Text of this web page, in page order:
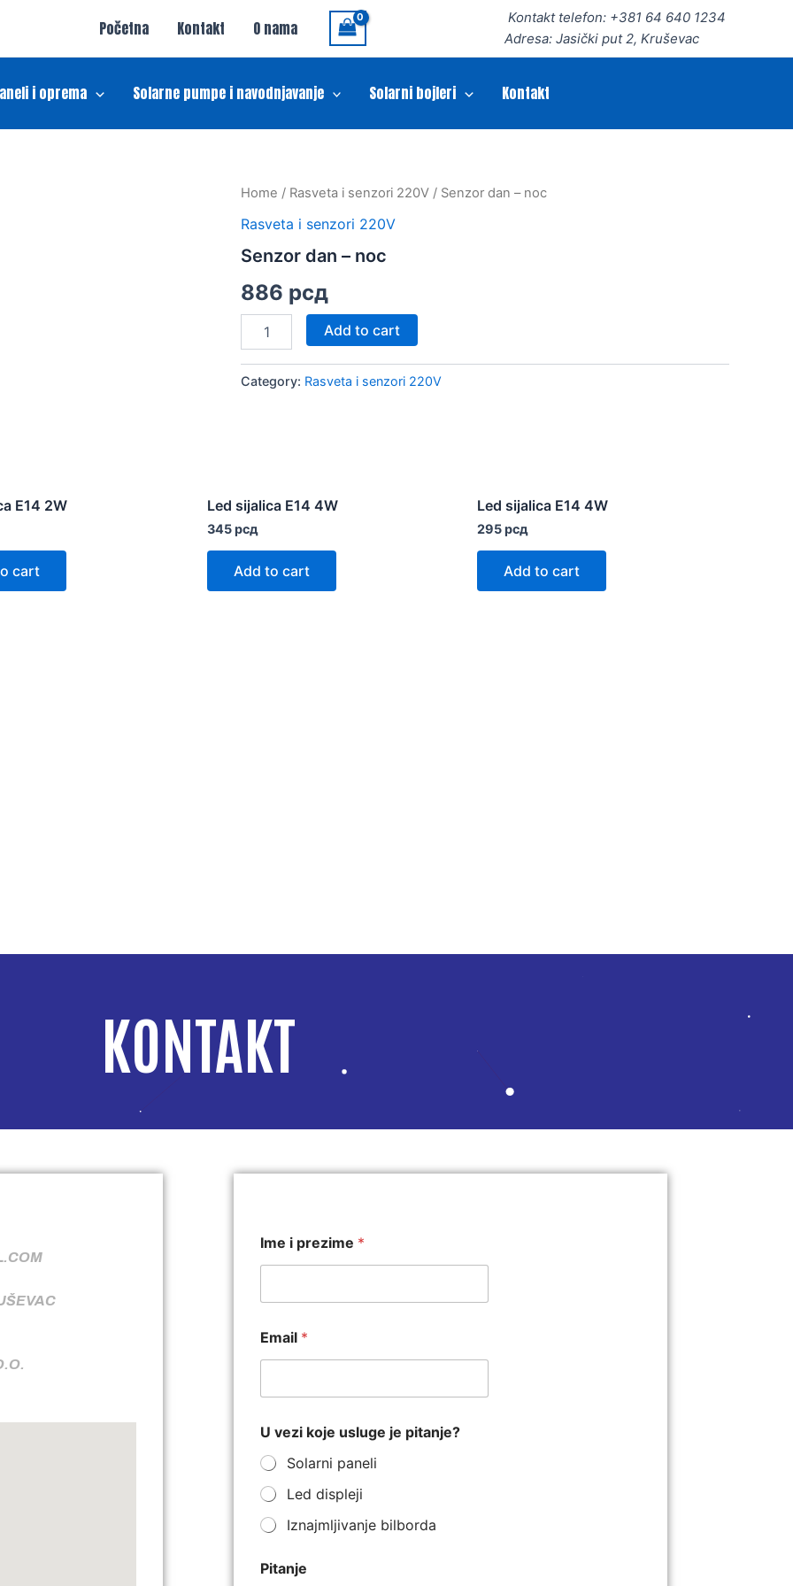
Početna Kontakt O nama
Kontakt telefon: +381 64 640 1234
Adresa: Jasički put 2, Kruševac
i oprema Solarne pumpe i navodnjavanje Solarni bojleri Kontakt
Home / Rasveta i senzori 220V / Senzor dan – noc
Rasveta i senzori 220V
Senzor dan – noc
886 рсд
Senzor
-
quantity
Add to cart
Category: Rasveta i senzori 220V
E14 2W
cart
Led sijalica E14 4W
345рсд
Add to cart
Led sijalica E14 4W
295рсд
Add to cart
KONTAKT
Ime i prezime *
Email *
U vezi koje usluge je pitanje?
Solarni paneli
Led displeji
Iznajmljivanje bilborda
Pitanje